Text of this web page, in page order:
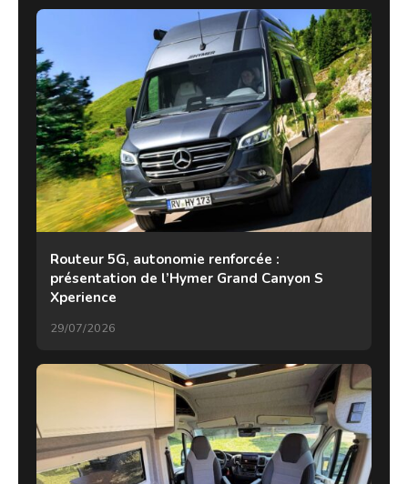
Routeur 5G, autonomie renforcée :
présentation de l’Hymer Grand Canyon S
Xperience
29/07/2026